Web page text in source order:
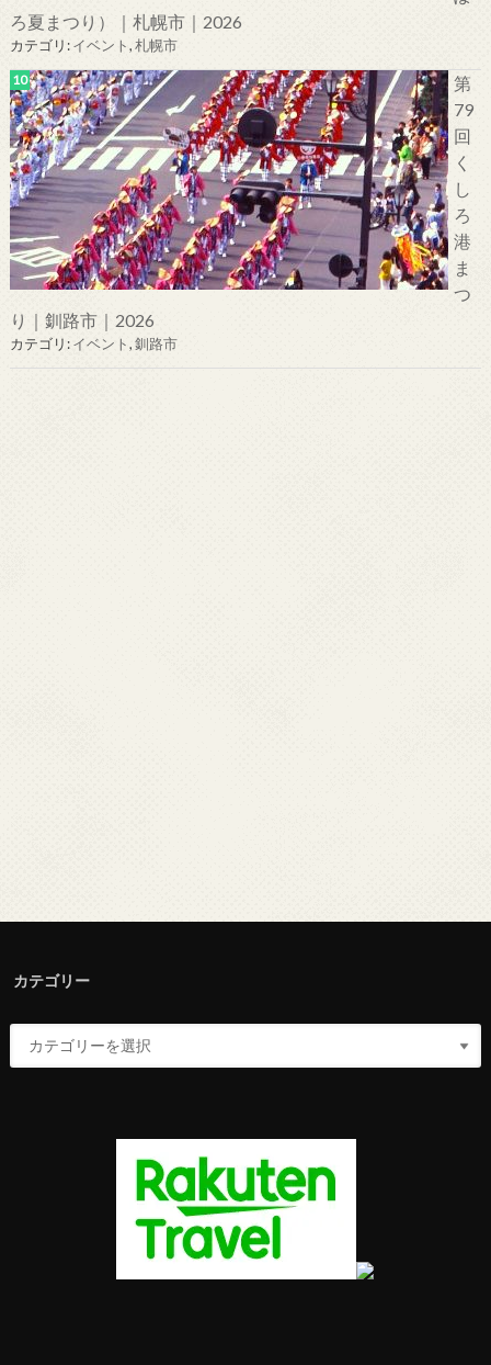
ろ夏まつり）｜札幌市｜2026
カテゴリ:イベント,札幌市
第
79
回
く
し
ろ
港
ま
つ
り｜釧路市｜2026
カテゴリ:イベント,釧路市
カテゴリー